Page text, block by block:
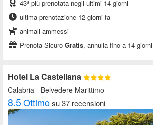
43ª più prenotata negli ultimi 14 giorni
ultima prenotazione 12 giorni fa
animali ammessi
Prenota Sicuro Gratis, annulla fino a 14 giorni
Hotel La Castellana
Calabria - Belvedere Marittimo
8.5Ottimosu 37 recensioni